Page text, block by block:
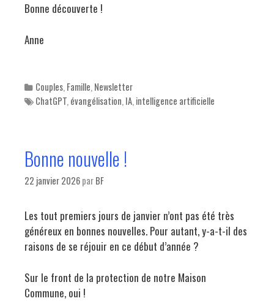
Bonne découverte !
Anne
Categories
Couples, Famille, Newsletter
Tags
ChatGPT, évangélisation, IA, intelligence artificielle
Bonne nouvelle !
22 janvier 2026parBF
Les tout premiers jours de janvier n’ont pas été très
généreux en bonnes nouvelles. Pour autant, y-a-t-il des
raisons de se réjouir en ce début d’année ?
Sur le front de la protection de notre Maison
Commune, oui !